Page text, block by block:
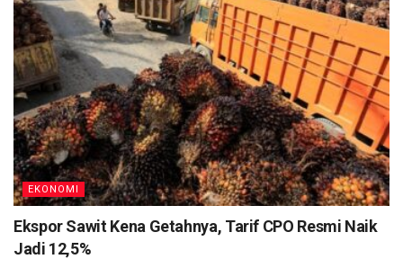
EKONOMI
Ekspor Sawit Kena Getahnya, Tarif CPO Resmi Naik
Jadi 12,5%